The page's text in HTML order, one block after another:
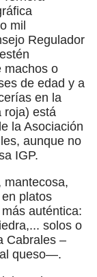
mil
Regulador
machos o
de edad y a
en la
roja) está
la Asociación
aunque no
IGP.
mantecosa,
platos
auténtica:
solos o
Cabrales –
queso—.